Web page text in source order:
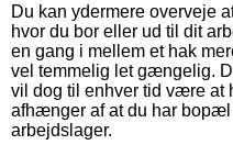
Du kan ydermere overveje
hvor du bor eller ud til dit
en gang i mellem et hak
vel temmelig let gængelig.
vil dog til enhver tid være at
afhænger af at du har
arbejdslager.